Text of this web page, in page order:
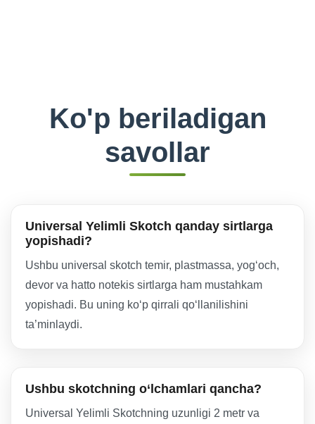
Ko'p beriladigan
savollar
Universal Yelimli Skotch qanday sirtlarga
yopishadi?
Ushbu universal skotch temir, plastmassa, yog‘och,
devor va hatto notekis sirtlarga ham mustahkam
yopishadi. Bu uning ko‘p qirrali qo‘llanilishini
ta’minlaydi.
Ushbu skotchning o‘lchamlari qancha?
Universal Yelimli Skotchning uzunligi 2 metr va